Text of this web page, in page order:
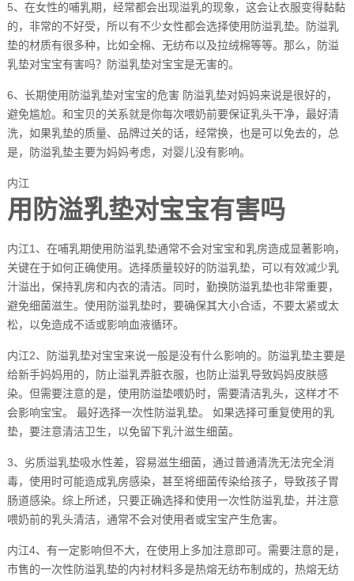
5、在女性的哺乳期，经常都会出现溢乳的现象，这会让衣服变得黏黏
的，非常的不好受，所以有不少女性都会选择使用防溢乳垫。防溢乳
垫的材质有很多种，比如全棉、无纺布以及拉绒棉等等。那么，防溢
乳垫对宝宝有害吗？防溢乳垫对宝宝是无害的。
6、长期使用防溢乳垫对宝宝的危害 防溢乳垫对妈妈来说是很好的，
避免尴尬。和宝贝的关系就是你每次喂奶前要保证乳头干净，最好清
洗，如果乳垫的质量、品牌过关的话，经常换，也是可以免去的，总
是，防溢乳垫主要为妈妈考虑，对婴儿没有影响。
内江
用防溢乳垫对宝宝有害吗
内江1、在哺乳期使用防溢乳垫通常不会对宝宝和乳房造成显著影响，
关键在于如何正确使用。选择质量较好的防溢乳垫，可以有效减少乳
汁溢出，保持乳房和内衣的清洁。同时，勤换防溢乳垫也非常重要，
避免细菌滋生。使用防溢乳垫时，要确保其大小合适，不要太紧或太
松，以免造成不适或影响血液循环。
内江2、防溢乳垫对宝宝来说一般是没有什么影响的。防溢乳垫主要是
给新手妈妈用的，防止溢乳弄脏衣服，也防止溢乳导致妈妈皮肤感
染。但需要注意的是，使用防溢垫喂奶时，需要清洁乳头，这样才不
会影响宝宝。 最好选择一次性防溢乳垫。 如果选择可重复使用的乳
垫，要注意清洁卫生，以免留下乳汁滋生细菌。
3、劣质溢乳垫吸水性差，容易滋生细菌，通过普通清洗无法完全消
毒，使用时可能造成乳房感染，甚至将细菌传染给孩子，导致孩子胃
肠道感染。综上所述，只要正确选择和使用一次性防溢乳垫，并注意
喂奶前的乳头清洁，通常不会对使用者或宝宝产生危害。
内江4、有一定影响但不大，在使用上多加注意即可。需要注意的是，
市售的一次性防溢乳垫的内衬材料多是热熔无纺布制成的，热熔无纺